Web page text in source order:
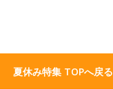
夏休み特集 TOPへ戻る